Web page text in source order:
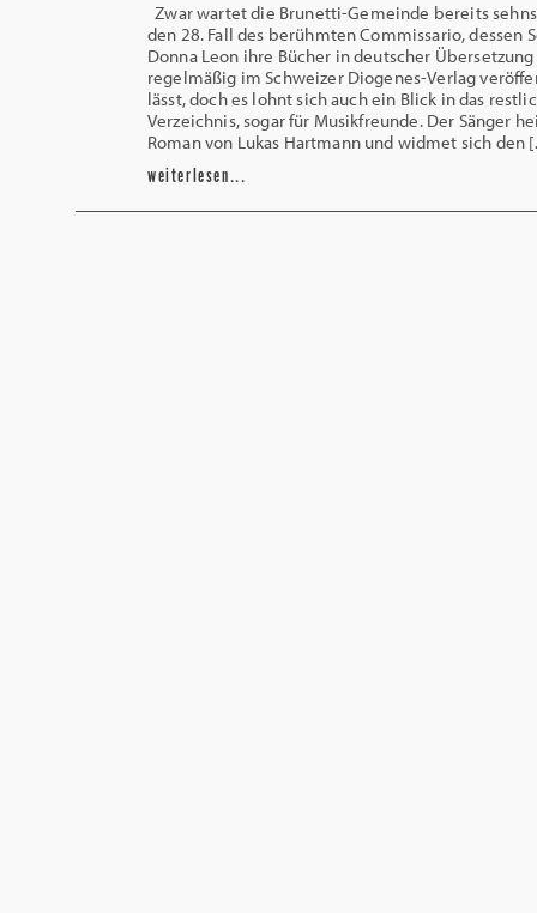
Zwar wartet die Brunetti-Gemeinde bereits
den 28. Fall des berühmten Commissario, dessen
Donna Leon ihre Bücher in deutscher Übersetzung
regelmäßig im Schweizer Diogenes-Verlag
lässt, doch es lohnt sich auch ein Blick in das
Verzeichnis, sogar für Musikfreunde. Der Sänger
Roman von Lukas Hartmann und widmet sich den
weiterlesen...